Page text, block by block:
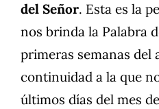
del Señor. Esta es la
nos brinda la Palabra
primeras semanas del
continuidad a la que
últimos días del mes